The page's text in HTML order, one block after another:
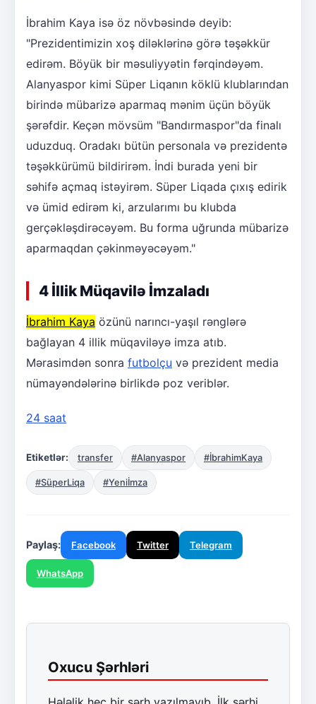
İbrahim Kaya isə öz növbəsində deyib:
"Prezidentimizin xoş diləklərinə görə təşəkkür
edirəm. Böyük bir məsuliyyətin fərqindəyəm.
Alanyaspor kimi Süper Liqanın köklü klublarından
birində mübarizə aparmaq mənim üçün böyük
şərəfdir. Keçən mövsüm "Bandırmaspor"da finalı
uduzduq. Oradakı bütün personala və prezidentə
təşəkkürümü bildirirəm. İndi burada yeni bir
səhifə açmaq istəyirəm. Süper Liqada çıxış edirik
və ümid edirəm ki, arzularımı bu klubda
gerçəkləşdirəcəyəm. Bu forma uğrunda mübarizə
aparmaqdan çəkinməyəcəyəm."
4 İllik Müqavilə İmzaladı
İbrahim Kaya özünü narıncı-yaşıl rənglərə
bağlayan 4 illik müqaviləyə imza atıb.
Mərasimdən sonra futbolçu və prezident media
nümayəndələrinə birlikdə poz veriblər.
24 saat
Etiketlər: transfer #Alanyaspor #İbrahimKaya
#SüperLiqa #Yeniİmza
Paylaş: Facebook Twitter Telegram
WhatsApp
Oxucu Şərhləri